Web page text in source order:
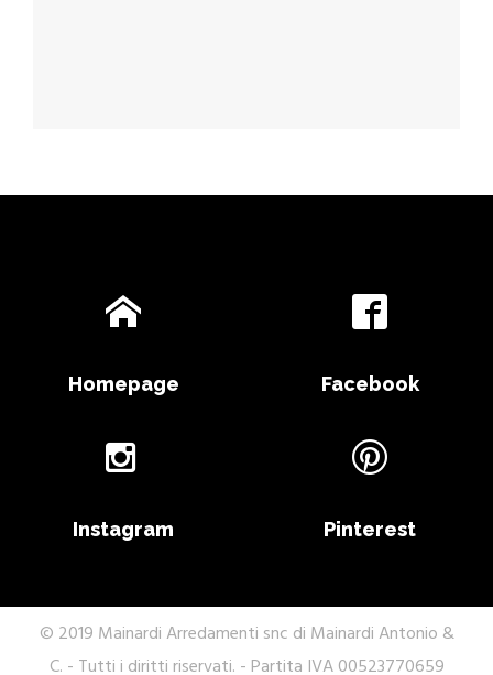
Homepage Facebook
Instagram Pinterest
© 2019 Mainardi Arredamenti snc di Mainardi Antonio &
C. - Tutti i diritti riservati. - Partita IVA 00523770659